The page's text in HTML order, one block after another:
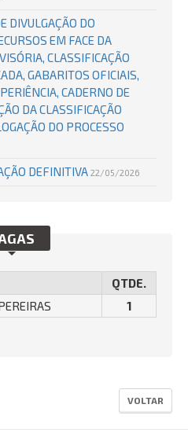
DIVULGAÇÃO DO
EM FACE DA
CLASSIFICAÇÃO
GABARITOS OFICIAIS,
CADERNO DE
DA CLASSIFICAÇÃO
DO PROCESSO
DEFINITIVA 22/05/2026
QTDE.
1
VOLTAR